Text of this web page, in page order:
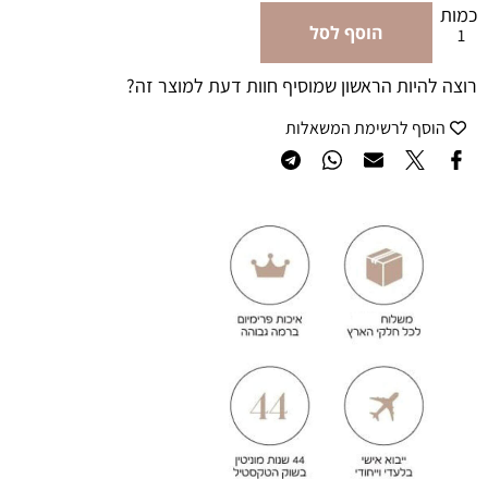
כמות
הוסף לסל
רוצה להיות הראשון שמוסיף חוות דעת למוצר זה?
הוסף לרשימת המשאלות